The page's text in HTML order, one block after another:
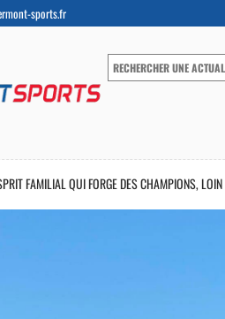
sports.fr
FAMILIAL QUI FORGE DES CHAMPIONS,